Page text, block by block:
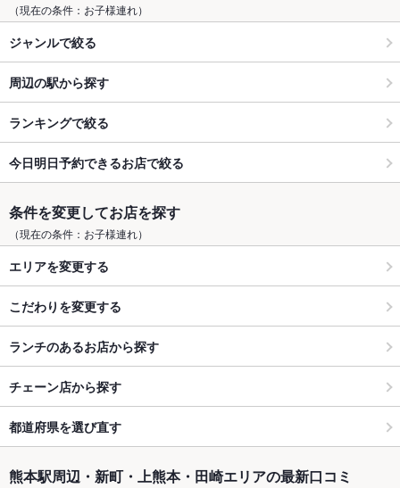
（現在の条件：お子様連れ）
ジャンルで絞る
周辺の駅から探す
ランキングで絞る
今日明日予約できるお店で絞る
条件を変更してお店を探す
（現在の条件：お子様連れ）
エリアを変更する
こだわりを変更する
ランチのあるお店から探す
チェーン店から探す
都道府県を選び直す
熊本駅周辺・新町・上熊本・田崎エリアの最新口コミ